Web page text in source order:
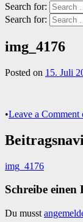
Search for:
Search for:
img_4176
Posted on 15. Juli
•Leave a Comment
img_4176
Schreibe
Du musst